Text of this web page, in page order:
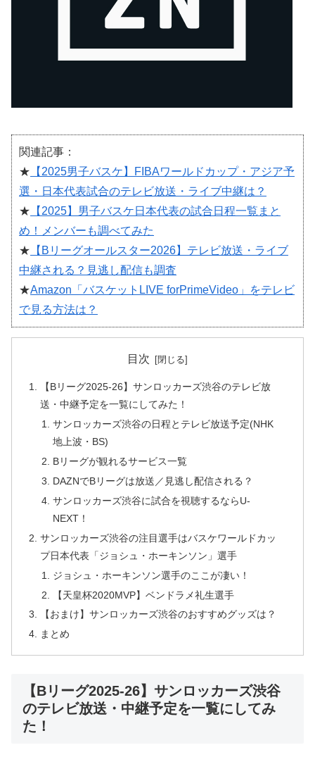
関連記事：
★ 【2025男子バスケ】FIBAワールドカップ・アジア予
選・日本代表試合のテレビ放送・ライブ中継は？
★ 【2025】男子バスケ日本代表の試合日程一覧まと
め！メンバーも調べてみた
★ 【Bリーグオールスター2026】テレビ放送・ライブ
中継される？見逃し配信も調査
★Amazon「バスケットLIVE forPrimeVideo」をテレビ
で見る方法は？
目次
【Bリーグ2025-26】サンロッカーズ渋谷のテレビ放
送・中継予定を一覧にしてみた！
サンロッカーズ渋谷の日程とテレビ放送予定(NHK
地上波・BS)
Bリーグが観れるサービス一覧
DAZNでBリーグは放送／見逃し配信される？
サンロッカーズ渋谷に試合を視聴するならU-
NEXT！
サンロッカーズ渋谷の注目選手はバスケワールドカッ
プ日本代表「ジョシュ・ホーキンソン」選手
ジョシュ・ホーキンソン選手のここが凄い！
【天皇杯2020MVP】ベンドラメ礼生選手
【おまけ】サンロッカーズ渋谷のおすすめグッズは？
まとめ
【Bリーグ2025-26】サンロッカーズ渋谷
のテレビ放送・中継予定を一覧にしてみ
た！